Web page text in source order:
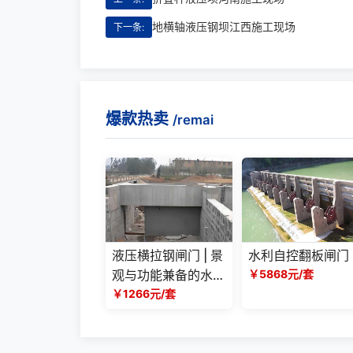
下一条: 地横轴液压钢坝江西施工现场
爆款热卖 /remai
液压横拉钢闸门 | 景
观与功能兼备的水利
工程优选方案
￥1266元/套
水利自控翻板闸门
￥5868元/套